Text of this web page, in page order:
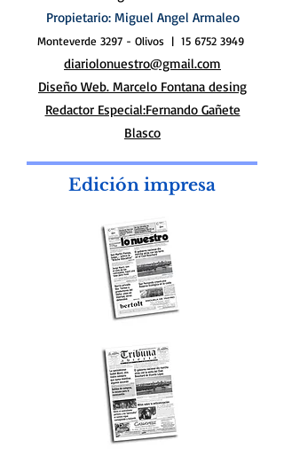
Periódico Lo Nuestro
Director: Miguel "Tano" Armaleo
Propietario: Miguel Angel Armaleo
Monteverde 3297 - Olivos | 15 6752 3949
diariolonuestro@gmail.com
Diseño Web. Marcelo Fontana desing
Edición impresa